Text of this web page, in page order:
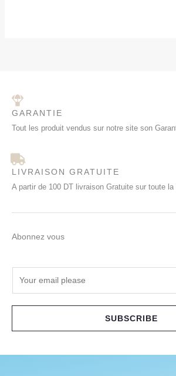
GARANTIE
Tout les produit vendus sur notre site son
LIVRAISON GRATUITE
A partir de 100 DT livraison Gratuite sur toute la
Abonnez vous
SUBSCRIBE